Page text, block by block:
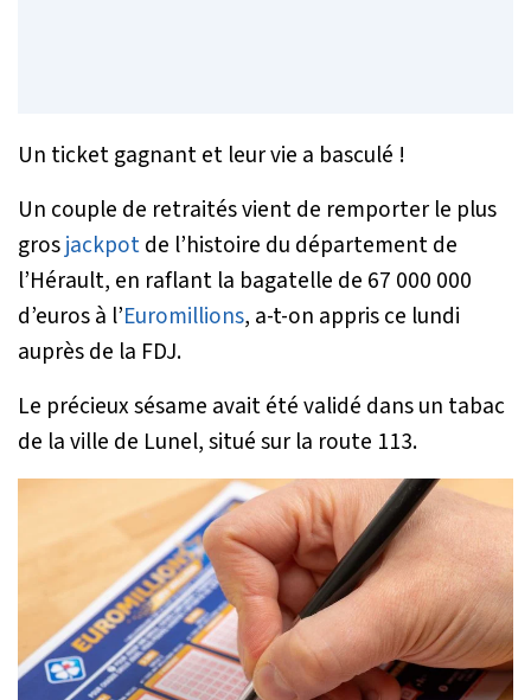
Un ticket gagnant et leur vie a basculé !
Un couple de retraités vient de remporter le plus
grosjackpotde l’histoire du département de
l’Hérault, en raflant la bagatelle de 67 000 000
d’euros à l’Euromillions, a-t-on appris ce lundi
auprès de la FDJ.
Le précieux sésame avait été validé dans un tabac
de la ville de Lunel, situé sur la route 113.